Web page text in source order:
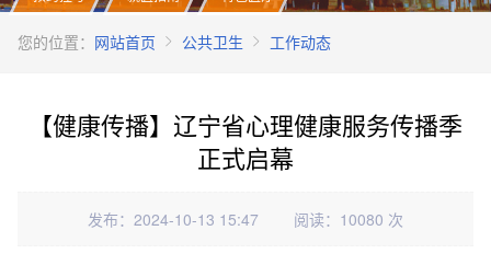
您的位置： 网站首页 公共卫生 工作动态
【健康传播】辽宁省心理健康服务传播季
正式启幕
发布：2024-10-13 15:47 阅读：10080 次